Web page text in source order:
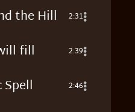
the Hill 2:31
fill 2:39
Spell 2:46